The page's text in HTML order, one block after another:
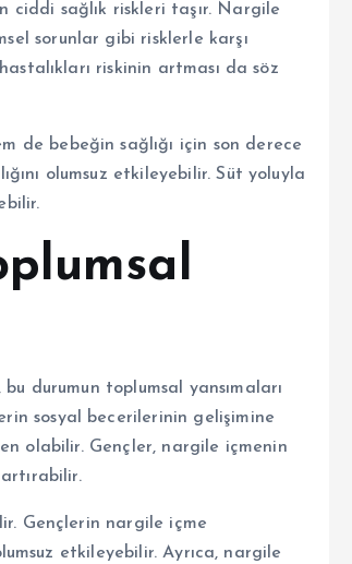
ciddi sağlık riskleri taşır. Nargile
sorunlar gibi risklerle karşı
riskinin artması da söz
de bebeğin sağlığı için son derece
olumsuz etkileyebilir. Süt yoluyla
durumun toplumsal yansımaları
sosyal becerilerinin gelişimine
olabilir. Gençler, nargile içmenin
Gençlerin nargile içme
etkileyebilir. Ayrıca, nargile